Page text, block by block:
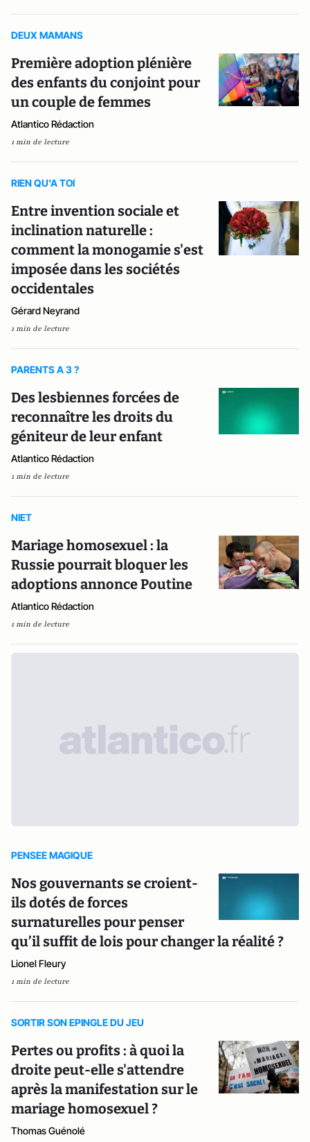
DEUX MAMANS
Première adoption plénière
des enfants du conjoint pour
un couple de femmes
Atlantico Rédaction
1 min de lecture
RIEN QU'A TOI
Entre invention sociale et
inclination naturelle :
comment la monogamie s'est
imposée dans les sociétés
occidentales
Gérard Neyrand
1 min de lecture
PARENTS A 3 ?
Des lesbiennes forcées de
reconnaître les droits du
géniteur de leur enfant
Atlantico Rédaction
1 min de lecture
NIET
Mariage homosexuel : la
Russie pourrait bloquer les
adoptions annonce Poutine
Atlantico Rédaction
1 min de lecture
PENSEE MAGIQUE
Nos gouvernants se croient-
ils dotés de forces
surnaturelles pour penser
qu’il suffit de lois pour changer la réalité ?
Lionel Fleury
1 min de lecture
SORTIR SON EPINGLE DU JEU
Pertes ou profits : à quoi la
droite peut-elle s'attendre
après la manifestation sur le
mariage homosexuel ?
Thomas Guénolé